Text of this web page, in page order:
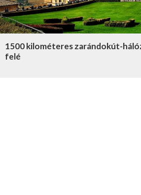
1500 kilométeres zarándokút-
felé